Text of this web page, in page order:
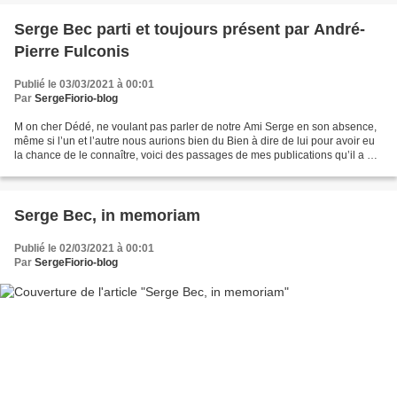
Serge Bec parti et toujours présent par André-
Pierre Fulconis
Publié le 03/03/2021 à 00:01
Par SergeFiorio-blog
M on cher Dédé, ne voulant pas parler de notre Ami Serge en son absence,
même si l’un et l’autre nous aurions bien du Bien à dire de lui pour avoir eu
la chance de le connaître, voici des passages de mes publications qu’il a pu
Serge Bec, in memoriam
Publié le 02/03/2021 à 00:01
Par SergeFiorio-blog